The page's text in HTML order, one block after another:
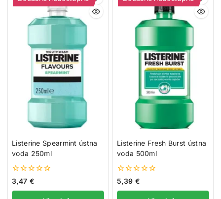
Listerine Spearmint ústna
voda 250ml
0
z
5
3,47 €
Listerine Fresh Burst ústna
voda 500ml
0
5
5,39 €